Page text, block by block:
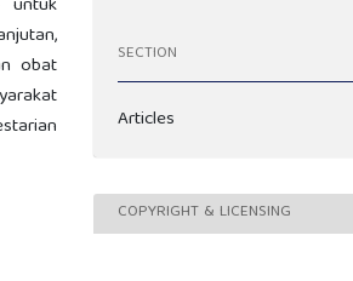
obat
SECTION
Articles
COPYRIGHT & LICENSING